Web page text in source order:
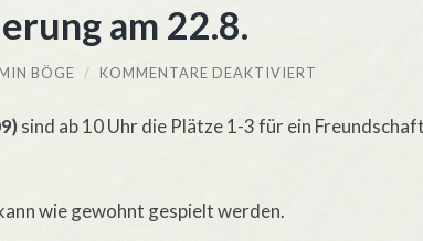
am 22.8.
BÖGE / KOMMENTARE DEAKTIVIERT
22.8.
sind ab 10 Uhr die Plätze 1-3 für ein
wie gewohnt gespielt werden.